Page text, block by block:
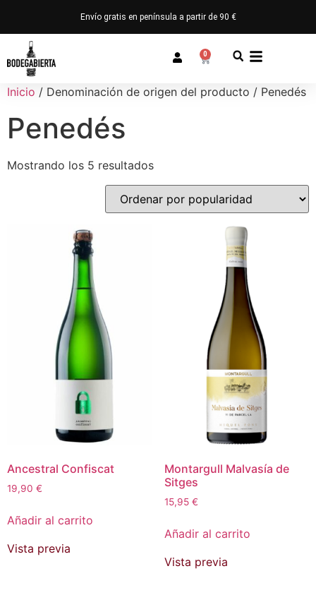
Envío gratis en península a partir de 90 €
0
Inicio / Denominación de origen del producto / Penedés
Penedés
Mostrando los 5 resultados
Ancestral Confiscat
19,90 €
Añadir al carrito
Vista previa
Montargull Malvasía de
Sitges
15,95 €
Añadir al carrito
Vista previa